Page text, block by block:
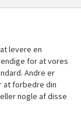
levere en
for at vores
Andre er
at forbedre din
nogle af disse